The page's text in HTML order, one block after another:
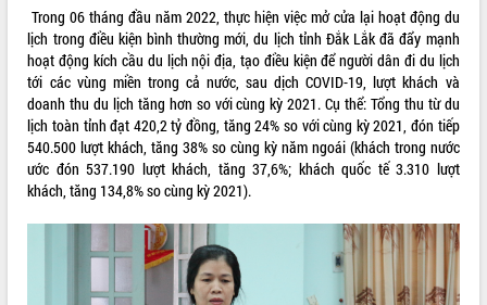
Trong 06 tháng đầu năm 2022, thực hiện việc mở cửa lại hoạt động du
lịch trong điều kiện bình thường mới, du lịch tỉnh Đắk Lắk đã đẩy mạnh
hoạt động kích cầu du lịch nội địa, tạo điều kiện để người dân đi du lịch
tới các vùng miền trong cả nước, sau dịch COVID-19, lượt khách và
doanh thu du lịch tăng hơn so với cùng kỳ 2021. Cụ thể: Tổng thu từ du
lịch toàn tỉnh đạt 420,2 tỷ đồng, tăng 24% so với cùng kỳ 2021, đón tiếp
540.500 lượt khách, tăng 38% so cùng kỳ năm ngoái (khách trong nước
ước đón 537.190 lượt khách, tăng 37,6%; khách quốc tế 3.310 lượt
khách, tăng 134,8% so cùng kỳ 2021).